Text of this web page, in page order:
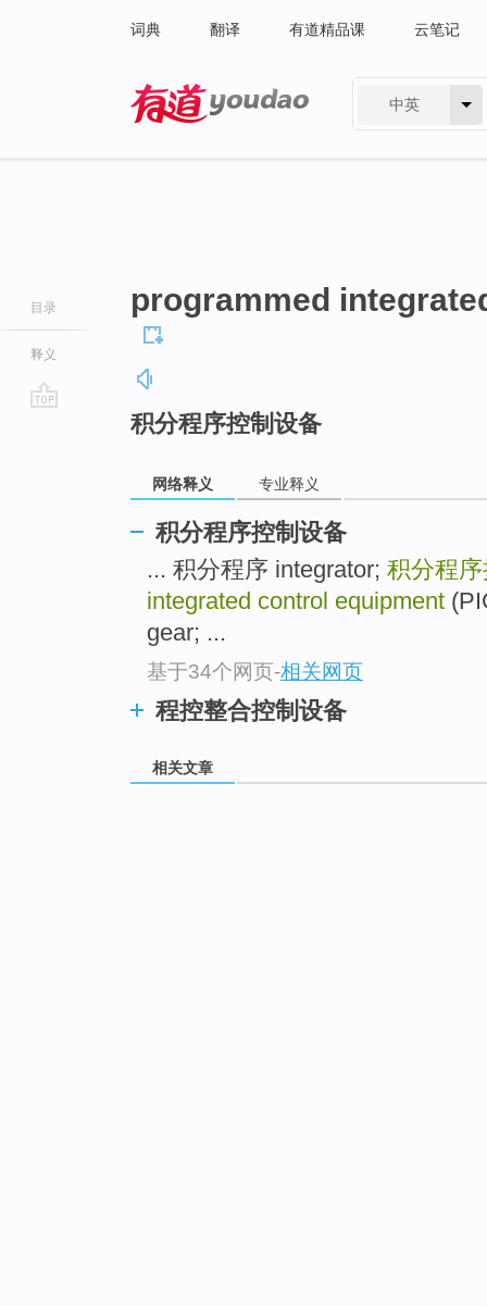
词典 翻译 有道精品课 云笔记
中英
目录
释义
programmed
积分程序控制设备
网络释义 专业释义
积分程序控制设备
... 积分程序 integrator; 积分程
integrated control equipment
gear; ...
基于34个网页-相关网页
程控整合控制设备
相关文章